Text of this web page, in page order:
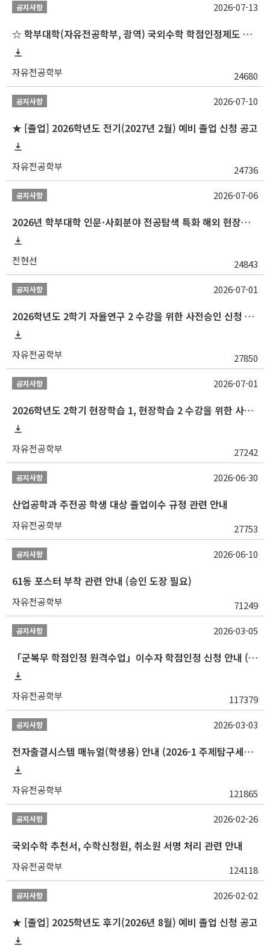
공지사항
☆ 학부대학(자유전공학부, 광역) 국외수학 학점인정제도 변경 안내(2027-1학기 파견학생부터)
자유전공학부 24680
2026-07-13
공지사항
★ [졸업] 2026학년도 전기(2027년 2월) 예비 졸업 신청 공고
자유전공학부 24736
2026-07-10
공지사항
2026년 학부대학 인문·사회분야 전공탐색 특화 해외 현장학습 프로그램(중국) 모집 안내
전현선 24843
2026-07-06
공지사항
2026학년도 2학기 자율연구 2 수강을 위한 사전승인 신청 안내
자유전공학부 27850
2026-07-01
공지사항
2026학년도 2학기 현장학습 1, 현장학습 2 수강을 위한 사전승인 신청 안내
자유전공학부 27242
2026-07-01
공지사항
산업공학과 주전공 학생 대상 졸업이수 규정 관련 안내
자유전공학부 27753
2026-06-30
공지사항
61동 포스터 부착 관련 안내 (승인 도장 필요)
자유전공학부 71249
2026-06-10
공지사항
「군복무 학점인정 원격수업」이수자 학점인정 신청 안내 (2025-2 이전 군복무 원격수업 수강자 필독)
자유전공학부 117379
2026-03-05
공지사항
전자출결시스템 매뉴얼(학생용) 안내 (2026-1 주제탐구세미나 1 (001 분반) 등)
자유전공학부 121865
2026-03-03
공지사항
국외수학 추천서, 수학신청원, 취소원 서명 처리 관련 안내
자유전공학부 124118
2026-02-26
공지사항
★ [졸업] 2025학년도 후기(2026년 8월) 예비 졸업 신청 공고
2026-02-02